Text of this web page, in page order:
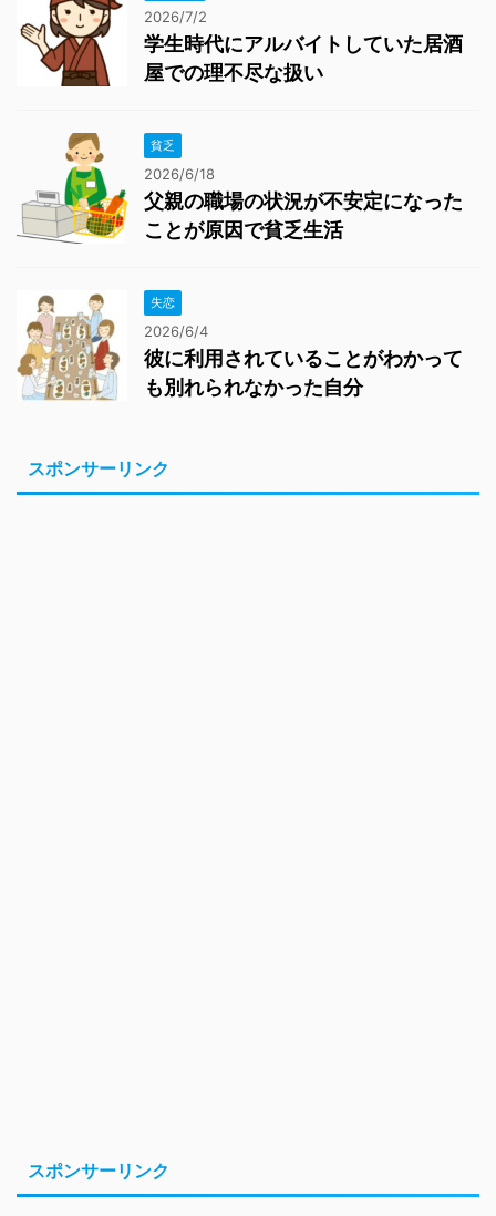
2026/7/2
学生時代にアルバイトしていた居酒
屋での理不尽な扱い
貧乏
2026/6/18
父親の職場の状況が不安定になった
ことが原因で貧乏生活
失恋
2026/6/4
彼に利用されていることがわかって
も別れられなかった自分
スポンサーリンク
スポンサーリンク